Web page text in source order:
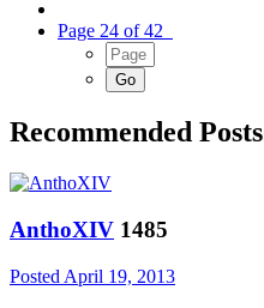
Page 24 of 42
Recommended Posts
AnthoXIV 1485
Posted April 19, 2013